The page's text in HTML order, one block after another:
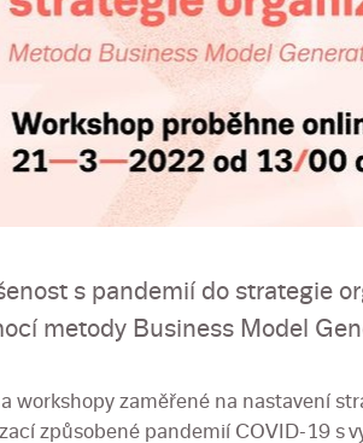
s pandemií do strategie
metody Business Model
workshopy zaměřené na nastavení
způsobené pandemií COVID-19 s